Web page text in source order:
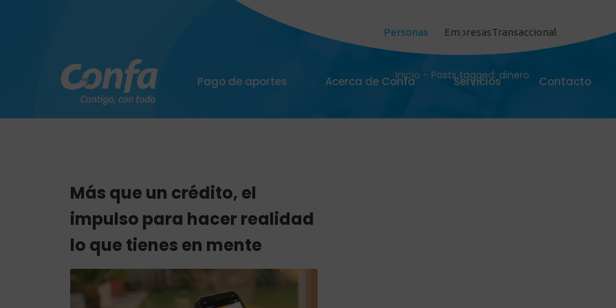
Personas EmpresasTransaccional
Pago de aportes Acerca de Confa Servicios Contacto
dinero
Inicio - Posts tagged: dinero
Más que un crédito, el
impulso para hacer realidad
lo que tienes en mente